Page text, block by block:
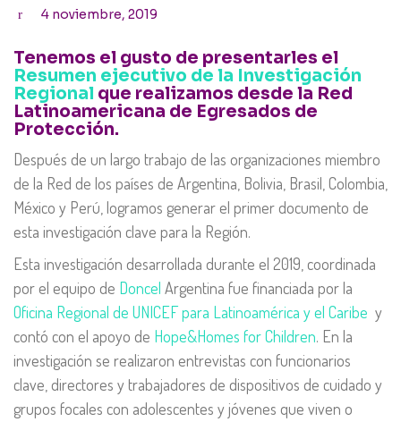
4 noviembre, 2019
Tenemos el gusto de presentarles el
Resumen ejecutivo de la Investigación
Regional que realizamos desde la Red
Latinoamericana de Egresados de
Protección.
Después de un largo trabajo de las organizaciones miembro
de la Red de los países de Argentina, Bolivia, Brasil, Colombia,
México y Perú, logramos generar el primer documento de
esta investigación clave para la Región.
Esta investigación desarrollada durante el 2019, coordinada
por el equipo de Doncel Argentina fue financiada por la
Oficina Regional de UNICEF para Latinoamérica y el Caribe y
contó con el apoyo de Hope&Homes for Children. En la
investigación se realizaron entrevistas con funcionarios
clave, directores y trabajadores de dispositivos de cuidado y
grupos focales con adolescentes y jóvenes que viven o